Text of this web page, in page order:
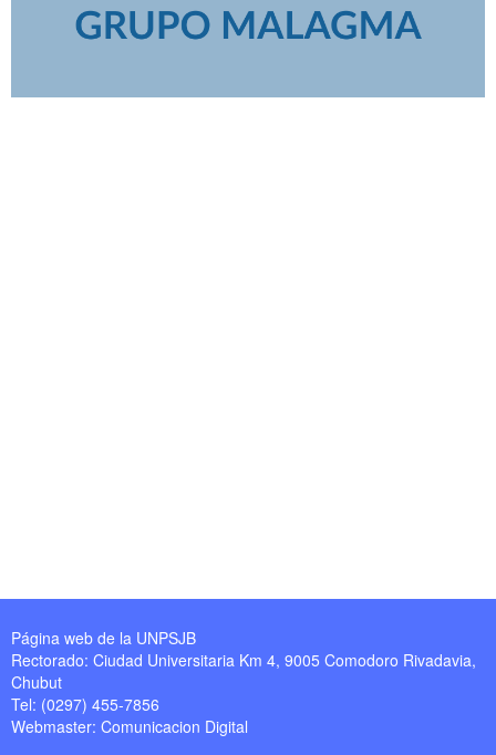
Página web de la UNPSJB
Rectorado: Ciudad Universitaria Km 4, 9005 Comodoro Rivadavia,
Chubut
Tel: (0297) 455-7856
Webmaster: Comunicacion Digital